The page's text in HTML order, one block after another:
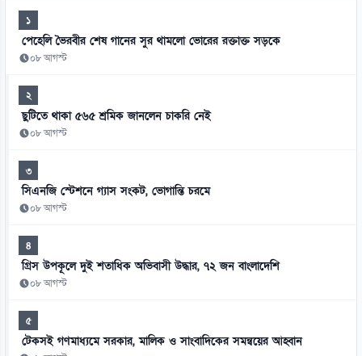
১
পেহেলি ভৈরবীর শেষ গানের সুর থামলো ভোরের রক্তাক্ত সড়কে
০৮ আগস্ট
২
ছুটিতে থাকা ৫৬৫ শ্রমিক জানলেন চাকরি নেই
০৮ আগস্ট
৩
সিএনজি স্টেশনে গ্যাস সংকট, ভোগান্তি চরমে
০৮ আগস্ট
৪
গ্রিস উপকূলে দুই শতাধিক অভিবাসী উদ্ধার, ৭২ জন বাংলাদেশি
০৮ আগস্ট
৫
টেকসই গণমাধ্যমে সরকার, মালিক ও সাংবাদিকের সমন্বয়ের আহ্বান